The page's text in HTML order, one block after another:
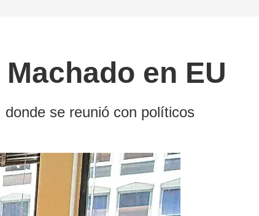
en EU
se reunió con políticos